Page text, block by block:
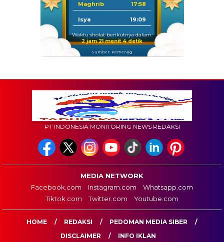
Maghrib 17:58
Isya 19:09
Waktu sholat berikutnya dalam:
2 jam 21 menit 3 detik
Sumber: Kemenag
PT INDONESIA MONITORING NEWS REDAKSI
MEDIA NETWORK
Facebook.com
Instagram.com
Whatsapp.com
Tiktok.com
Twitter.com Youtube.com
HOME REDAKSI
PEDOMAN MEDIA SIBER
DISCLAIMER
INFO IKLAN